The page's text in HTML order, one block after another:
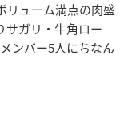
リューム満点の肉盛
サガリ・牛角ロー
ンバー5人にちなん